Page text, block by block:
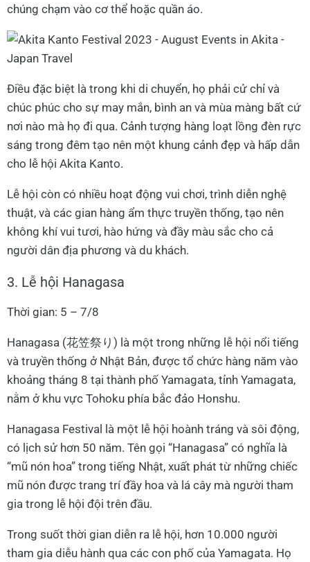
chúng chạm vào cơ thể hoặc quần áo.
Điều đặc biệt là trong khi di chuyển, họ phải cử chỉ và
chúc phúc cho sự may mắn, bình an và mùa màng bất cứ
nơi nào mà họ đi qua. Cảnh tượng hàng loạt lồng đèn rực
sáng trong đêm tạo nên một khung cảnh đẹp và hấp dẫn
cho lễ hội Akita Kanto.
Lễ hội còn có nhiều hoạt động vui chơi, trình diễn nghệ
thuật, và các gian hàng ẩm thực truyền thống, tạo nên
không khí vui tươi, hào hứng và đầy màu sắc cho cả
người dân địa phương và du khách.
3. Lễ hội Hanagasa
Thời gian: 5 – 7/8
Hanagasa (花笠祭り) là một trong những lễ hội nổi tiếng
và truyền thống ở Nhật Bản, được tổ chức hàng năm vào
khoảng tháng 8 tại thành phố Yamagata, tỉnh Yamagata,
nằm ở khu vực Tohoku phía bắc đảo Honshu.
Hanagasa Festival là một lễ hội hoành tráng và sôi động,
có lịch sử hơn 50 năm. Tên gọi “Hanagasa” có nghĩa là
“mũ nón hoa” trong tiếng Nhật, xuất phát từ những chiếc
mũ nón được trang trí đầy hoa và lá cây mà người tham
gia trong lễ hội đội trên đầu.
Trong suốt thời gian diễn ra lễ hội, hơn 10.000 người
tham gia diễu hành qua các con phố của Yamagata. Họ